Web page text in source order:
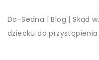
Do-Sedna |Blog |Skąd
dziecku do